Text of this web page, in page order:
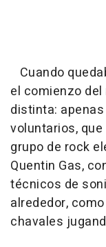
Cuando
el comienzo
distinta:
voluntarios,
grupo de rock
Quentin Gas,
técnicos de
alrededor,
chavales